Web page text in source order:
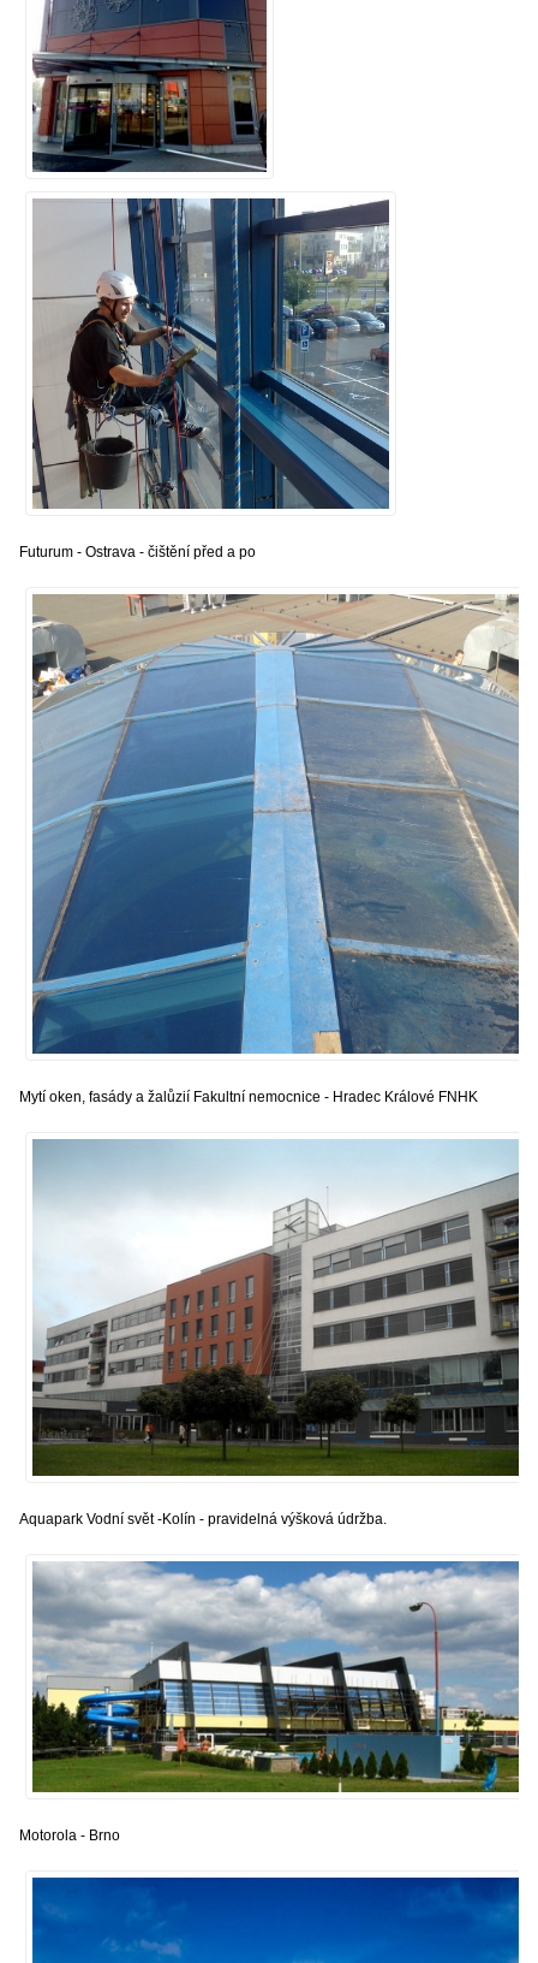
Futurum - Ostrava - čištění před a po
Mytí oken, fasády a žalůzií Fakultní nemocnice - Hradec Králové FNHK
Aquapark Vodní svět -Kolín - pravidelná výšková údržba.
Motorola - Brno